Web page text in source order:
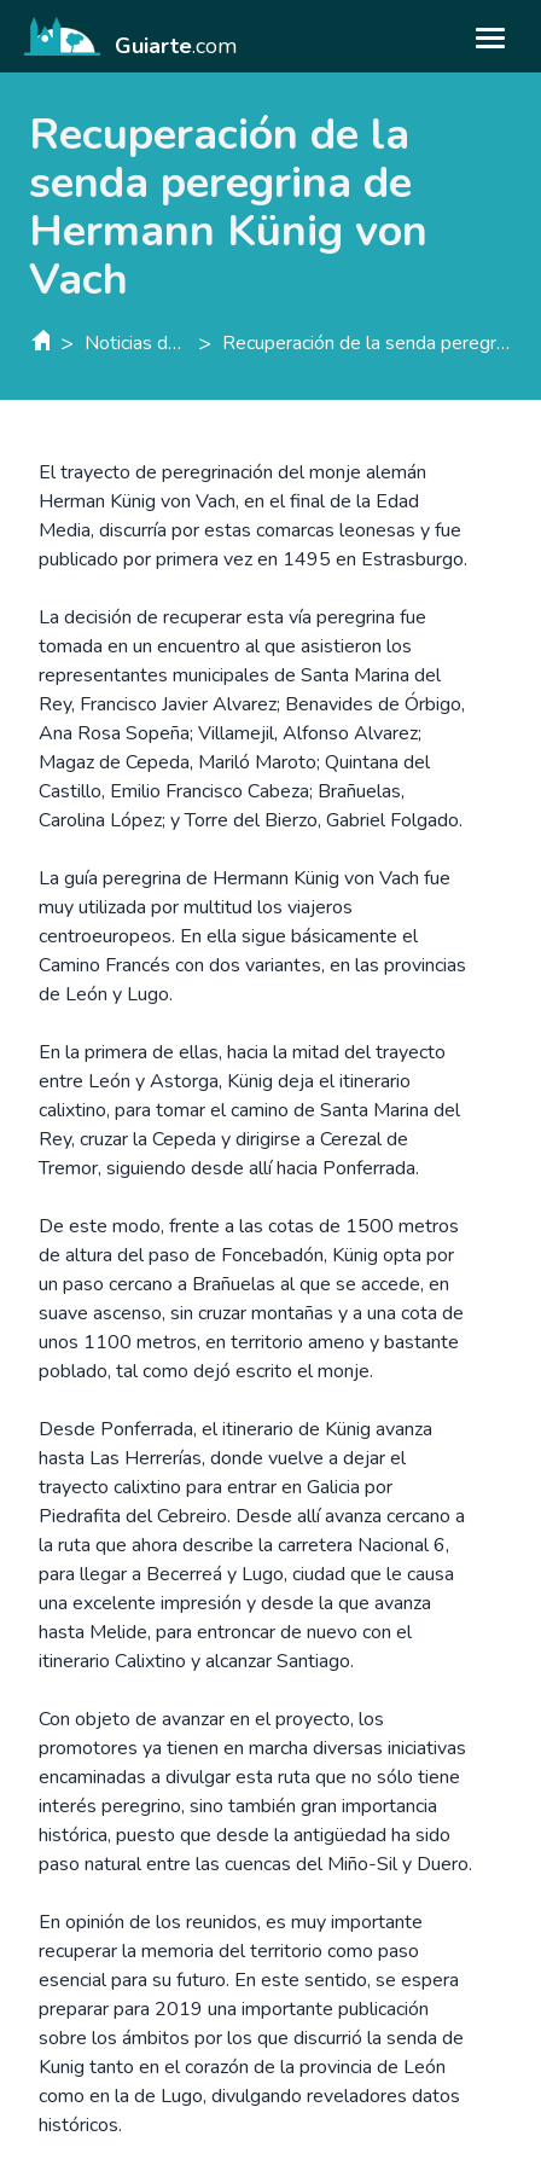
Guiarte.com
Recuperación de la
senda peregrina de
Hermann Künig von
Vach
> Noticias de guiarte.con > Recuperación de la senda peregrina de Hermann Künig von Vach
El trayecto de peregrinación del monje alemán
Herman Künig von Vach, en el final de la Edad
Media, discurría por estas comarcas leonesas y fue
publicado por primera vez en 1495 en Estrasburgo.
La decisión de recuperar esta vía peregrina fue
tomada en un encuentro al que asistieron los
representantes municipales de Santa Marina del
Rey, Francisco Javier Alvarez; Benavides de Órbigo,
Ana Rosa Sopeña; Villamejil, Alfonso Alvarez;
Magaz de Cepeda, Mariló Maroto; Quintana del
Castillo, Emilio Francisco Cabeza; Brañuelas,
Carolina López; y Torre del Bierzo, Gabriel Folgado.
La guía peregrina de Hermann Künig von Vach fue
muy utilizada por multitud los viajeros
centroeuropeos. En ella sigue básicamente el
Camino Francés con dos variantes, en las provincias
de León y Lugo.
En la primera de ellas, hacia la mitad del trayecto
entre León y Astorga, Künig deja el itinerario
calixtino, para tomar el camino de Santa Marina del
Rey, cruzar la Cepeda y dirigirse a Cerezal de
Tremor, siguiendo desde allí hacia Ponferrada.
De este modo, frente a las cotas de 1500 metros
de altura del paso de Foncebadón, Künig opta por
un paso cercano a Brañuelas al que se accede, en
suave ascenso, sin cruzar montañas y a una cota de
unos 1100 metros, en territorio ameno y bastante
poblado, tal como dejó escrito el monje.
Desde Ponferrada, el itinerario de Künig avanza
hasta Las Herrerías, donde vuelve a dejar el
trayecto calixtino para entrar en Galicia por
Piedrafita del Cebreiro. Desde allí avanza cercano a
la ruta que ahora describe la carretera Nacional 6,
para llegar a Becerreá y Lugo, ciudad que le causa
una excelente impresión y desde la que avanza
hasta Melide, para entroncar de nuevo con el
itinerario Calixtino y alcanzar Santiago.
Con objeto de avanzar en el proyecto, los
promotores ya tienen en marcha diversas iniciativas
encaminadas a divulgar esta ruta que no sólo tiene
interés peregrino, sino también gran importancia
histórica, puesto que desde la antigüedad ha sido
paso natural entre las cuencas del Miño-Sil y Duero.
En opinión de los reunidos, es muy importante
recuperar la memoria del territorio como paso
esencial para su futuro. En este sentido, se espera
preparar para 2019 una importante publicación
sobre los ámbitos por los que discurrió la senda de
Kunig tanto en el corazón de la provincia de León
como en la de Lugo, divulgando reveladores datos
históricos.